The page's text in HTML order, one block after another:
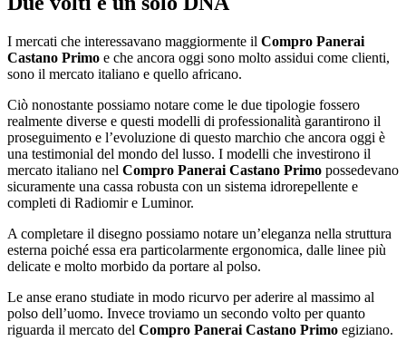
I mercati che interessavano maggiormente il Compro Panerai
Castano Primo e che ancora oggi sono molto assidui come clienti,
sono il mercato italiano e quello africano.
Ciò nonostante possiamo notare come le due tipologie fossero
realmente diverse e questi modelli di professionalità garantirono il
proseguimento e l’evoluzione di questo marchio che ancora oggi è
una testimonial del mondo del lusso. I modelli che investirono il
mercato italiano nel Compro Panerai Castano Primo possedevano
sicuramente una cassa robusta con un sistema idrorepellente e
completi di Radiomir e Luminor.
A completare il disegno possiamo notare un’eleganza nella struttura
esterna poiché essa era particolarmente ergonomica, dalle linee più
delicate e molto morbido da portare al polso.
Le anse erano studiate in modo ricurvo per aderire al massimo al
polso dell’uomo. Invece troviamo un secondo volto per quanto
riguarda il mercato del Compro Panerai Castano Primo egiziano.